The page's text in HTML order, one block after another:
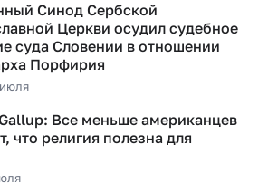
Синод Сербской
Церкви осудил судебное
суда Словении в отношении
Порфирия
Все меньше американцев
что религия полезна для